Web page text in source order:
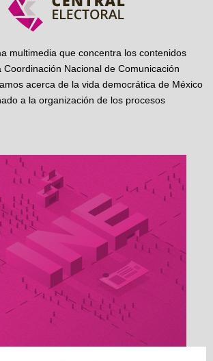
multimedia que concentra los contenidos
Nacional de Comunicación
acerca de la vida democrática de México
a la organización de los procesos